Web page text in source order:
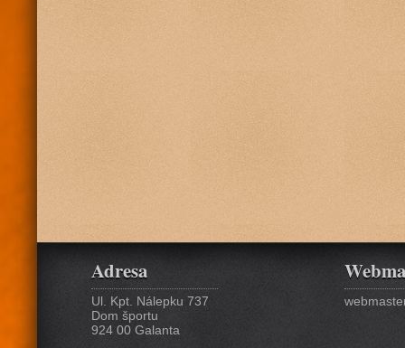
Adresa
Ul. Kpt. Nálepku 737
Dom športu
924 00 Galanta